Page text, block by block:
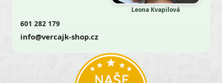
Leona Kvapilová
601 282 179
info@vercajk-shop.cz